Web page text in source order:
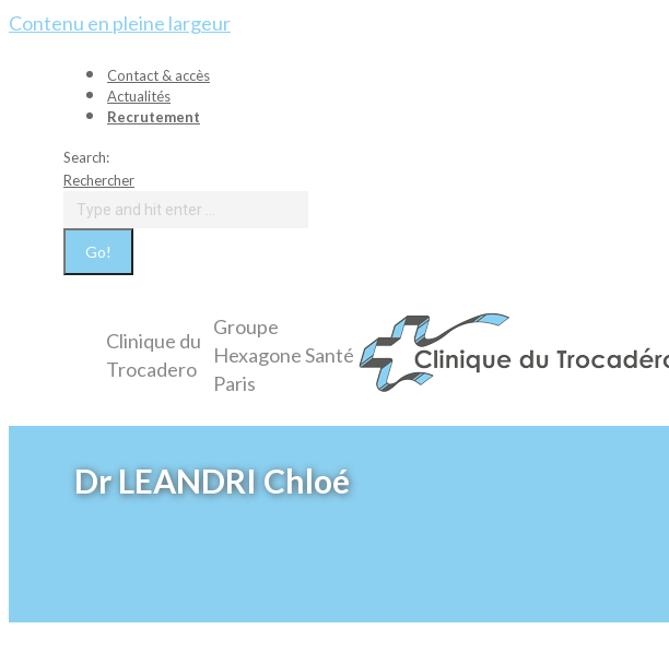
Contenu en pleine largeur
Contact & accès
Actualités
Recrutement
Search:
Rechercher
Clinique du
Trocadero
Groupe
Hexagone Santé
Paris
Dr LEANDRI Chloé